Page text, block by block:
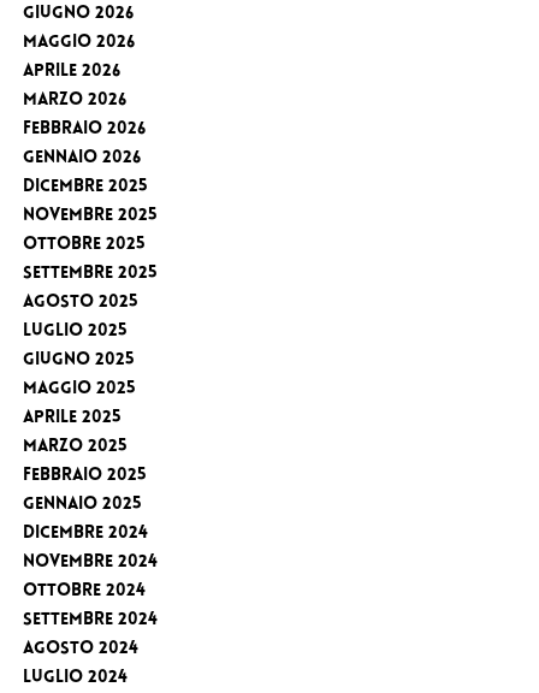
Giugno 2026
Maggio 2026
Aprile 2026
Marzo 2026
Febbraio 2026
Gennaio 2026
Dicembre 2025
Novembre 2025
Ottobre 2025
Settembre 2025
Agosto 2025
Luglio 2025
Giugno 2025
Maggio 2025
Aprile 2025
Marzo 2025
Febbraio 2025
Gennaio 2025
Dicembre 2024
Novembre 2024
Ottobre 2024
Settembre 2024
Agosto 2024
Luglio 2024